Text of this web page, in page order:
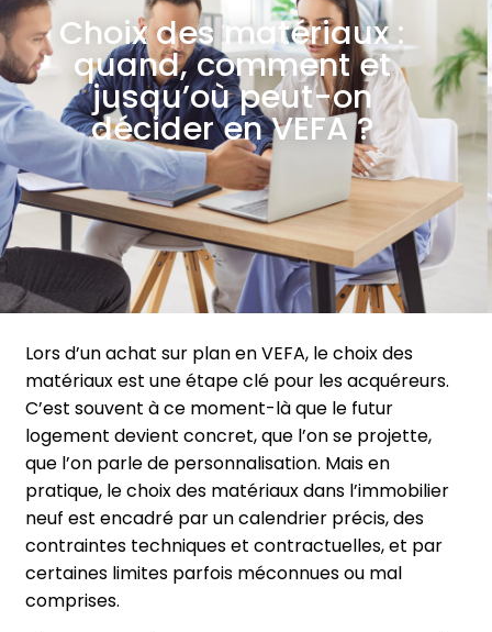
Choix des matériaux :
quand, comment et
jusqu’où peut-on
décider en VEFA ?
Lors d’un achat sur plan en VEFA, le choix des
matériaux est une étape clé pour les acquéreurs.
C’est souvent à ce moment-là que le futur
logement devient concret, que l’on se projette,
que l’on parle de personnalisation. Mais en
pratique, le choix des matériaux dans l’immobilier
neuf est encadré par un calendrier précis, des
contraintes techniques et contractuelles, et par
certaines limites parfois méconnues ou mal
comprises.